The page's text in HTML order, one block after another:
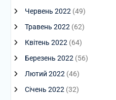
Червень 2022 (49)
Травень 2022 (62)
Квітень 2022 (64)
Березень 2022 (56)
Лютий 2022 (46)
Січень 2022 (32)